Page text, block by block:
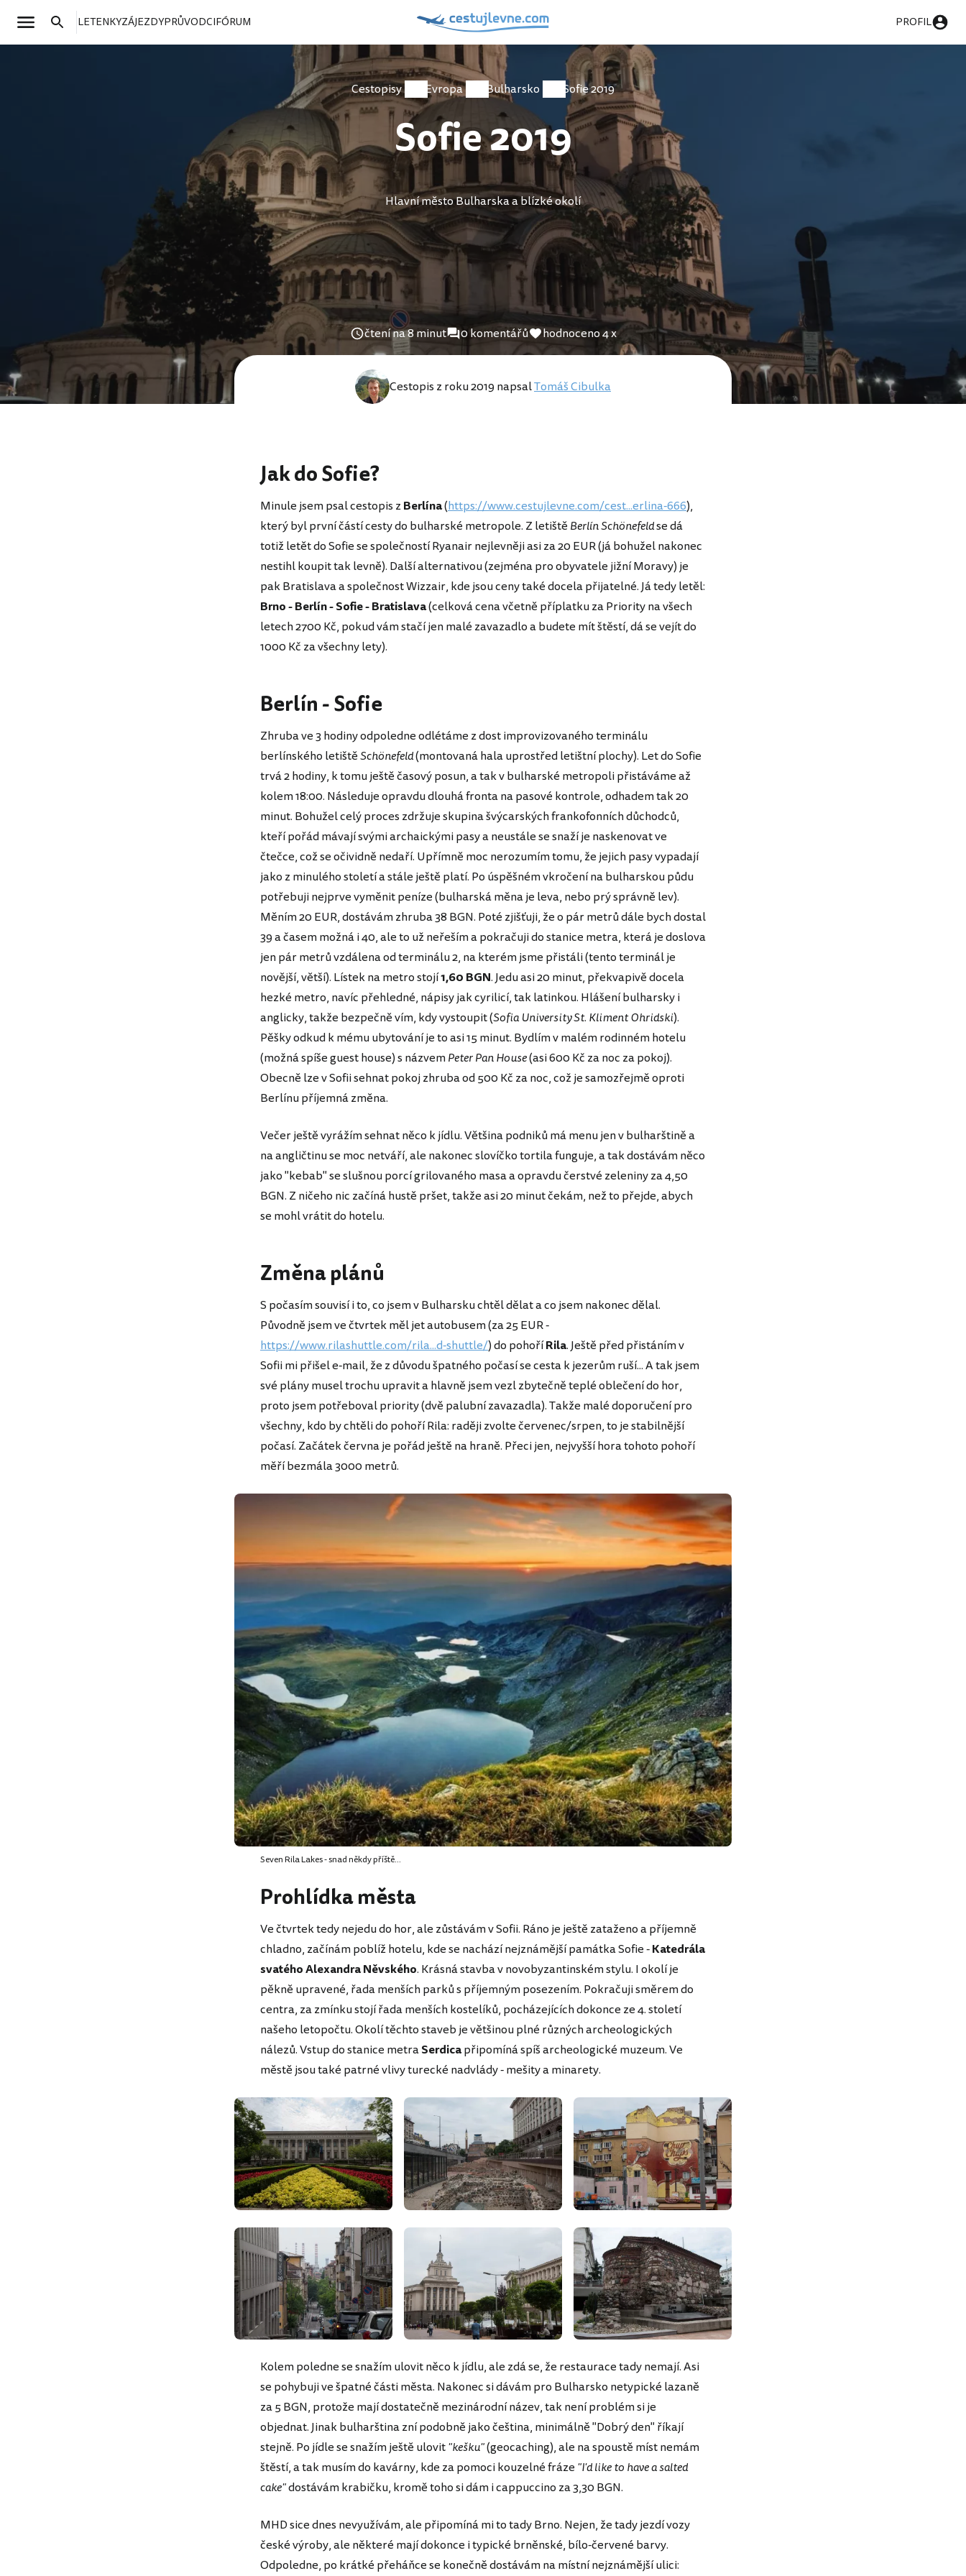
LETENKYZÁJEZDYPRŮVODCIFÓRUM PROFIL
Cestopisy Evropa Bulharsko Sofie 2019
Sofie 2019
Hlavní město Bulharska a blízké okolí
čtení na 8 minut 0 komentářů hodnoceno 4 x
Cestopis z roku 2019 napsalTomáš Cibulka
Jak do Sofie?
Minule jsem psal cestopis zBerlína(https://www.cestujlevne.com/cest...erlina-666),
který byl první částí cesty do bulharské metropole. Z letiště Berlín Schönefeldse dá
totiž letět do Sofie se společností Ryanair nejlevněji asi za 20 EUR (já bohužel nakonec
nestihl koupit tak levně). Další alternativou (zejména pro obyvatele jižní Moravy) je
pak Bratislava a společnost Wizzair, kde jsou ceny také docela přijatelné. Já tedy letěl:
Brno - Berlín - Sofie - Bratislava(celková cena včetně příplatku za Priority na všech
letech 2700 Kč, pokud vám stačí jen malé zavazadlo a budete mít štěstí, dá se vejít do
1000 Kč za všechny lety).
Berlín - Sofie
Zhruba ve 3 hodiny odpoledne odlétáme z dost improvizovaného terminálu
berlínského letištěSchönefeld(montovaná hala uprostřed letištní plochy). Let do Sofie
trvá 2 hodiny, k tomu ještě časový posun, a tak v bulharské metropoli přistáváme až
kolem 18:00. Následuje opravdu dlouhá fronta na pasové kontrole, odhadem tak 20
minut. Bohužel celý proces zdržuje skupina švýcarských frankofonních důchodců,
kteří pořád mávají svými archaickými pasy a neustále se snaží je naskenovat ve
čtečce, což se očividně nedaří. Upřímně moc nerozumím tomu, že jejich pasy vypadají
jako z minulého století a stále ještě platí. Po úspěšném vkročení na bulharskou půdu
potřebuji nejprve vyměnit peníze (bulharská měna je leva, nebo prý správně lev).
Měním 20 EUR, dostávám zhruba 38 BGN. Poté zjišťuji, že o pár metrů dále bych dostal
39 a časem možná i 40, ale to už neřeším a pokračuji do stanice metra, která je doslova
jen pár metrů vzdálena od terminálu 2, na kterém jsme přistáli (tento terminál je
novější, větší). Lístek na metro stojí1,60 BGN. Jedu asi 20 minut, překvapivě docela
hezké metro, navíc přehledné, nápisy jak cyrilicí, tak latinkou. Hlášení bulharsky i
anglicky, takže bezpečně vím, kdy vystoupit (Sofia University St. Kliment Ohridski).
Pěšky odkud k mému ubytování je to asi 15 minut. Bydlím v malém rodinném hotelu
(možná spíše guest house) s názvemPeter Pan House(asi 600 Kč za noc za pokoj).
Obecně lze v Sofii sehnat pokoj zhruba od 500 Kč za noc, což je samozřejmě oproti
Berlínu příjemná změna.
Večer ještě vyrážím sehnat něco k jídlu. Většina podniků má menu jen v bulharštině a
na angličtinu se moc netváří, ale nakonec slovíčko tortila funguje, a tak dostávám něco
jako "kebab" se slušnou porcí grilovaného masa a opravdu čerstvé zeleniny za 4,50
BGN. Z ničeho nic začíná hustě pršet, takže asi 20 minut čekám, než to přejde, abych
se mohl vrátit do hotelu.
Změna plánů
S počasím souvisí i to, co jsem v Bulharsku chtěl dělat a co jsem nakonec dělal.
Původně jsem ve čtvrtek měl jet autobusem (za 25 EUR -
https://www.rilashuttle.com/rila...d-shuttle/) do pohoříRila. Ještě před přistáním v
Sofii mi přišel e-mail, že z důvodu špatného počasí se cesta k jezerům ruší... A tak jsem
své plány musel trochu upravit a hlavně jsem vezl zbytečně teplé oblečení do hor,
proto jsem potřeboval priority (dvě palubní zavazadla). Takže malé doporučení pro
všechny, kdo by chtěli do pohoří Rila: raději zvolte červenec/srpen, to je stabilnější
počasí. Začátek června je pořád ještě na hraně. Přeci jen, nejvyšší hora tohoto pohoří
měří bezmála 3000 metrů.
Seven Rila Lakes - snad někdy příště...
Prohlídka města
Ve čtvrtek tedy nejedu do hor, ale zůstávám v Sofii. Ráno je ještě zataženo a příjemně
chladno, začínám poblíž hotelu, kde se nachází nejznámější památka Sofie -Katedrála
svatého Alexandra Něvského. Krásná stavba v novobyzantinském stylu. I okolí je
pěkně upravené, řada menších parků s příjemným posezením. Pokračuji směrem do
centra, za zmínku stojí řada menších kostelíků, pocházejících dokonce ze 4. století
našeho letopočtu. Okolí těchto staveb je většinou plné různých archeologických
nálezů. Vstup do stanice metraSerdicapřipomíná spíš archeologické muzeum. Ve
městě jsou také patrné vlivy turecké nadvlády - mešity a minarety.
Kolem poledne se snažím ulovit něco k jídlu, ale zdá se, že restaurace tady nemají. Asi
se pohybuji ve špatné části města. Nakonec si dávám pro Bulharsko netypické lazaně
za 5 BGN, protože mají dostatečně mezinárodní název, tak není problém si je
objednat. Jinak bulharština zní podobně jako čeština, minimálně "Dobrý den" říkají
stejně. Po jídle se snažím ještě ulovit"kešku"(geocaching), ale na spoustě míst nemám
štěstí, a tak musím do kavárny, kde za pomoci kouzelné fráze "I'd like to have a salted
cake"dostávám krabičku, kromě toho si dám i cappuccino za 3,30 BGN.
MHD sice dnes nevyužívám, ale připomíná mi to tady Brno. Nejen, že tady jezdí vozy
české výroby, ale některé mají dokonce i typické brněnské, bílo-červené barvy.
Odpoledne, po krátké přeháňce se konečně dostávám na místní nejznámější ulici: